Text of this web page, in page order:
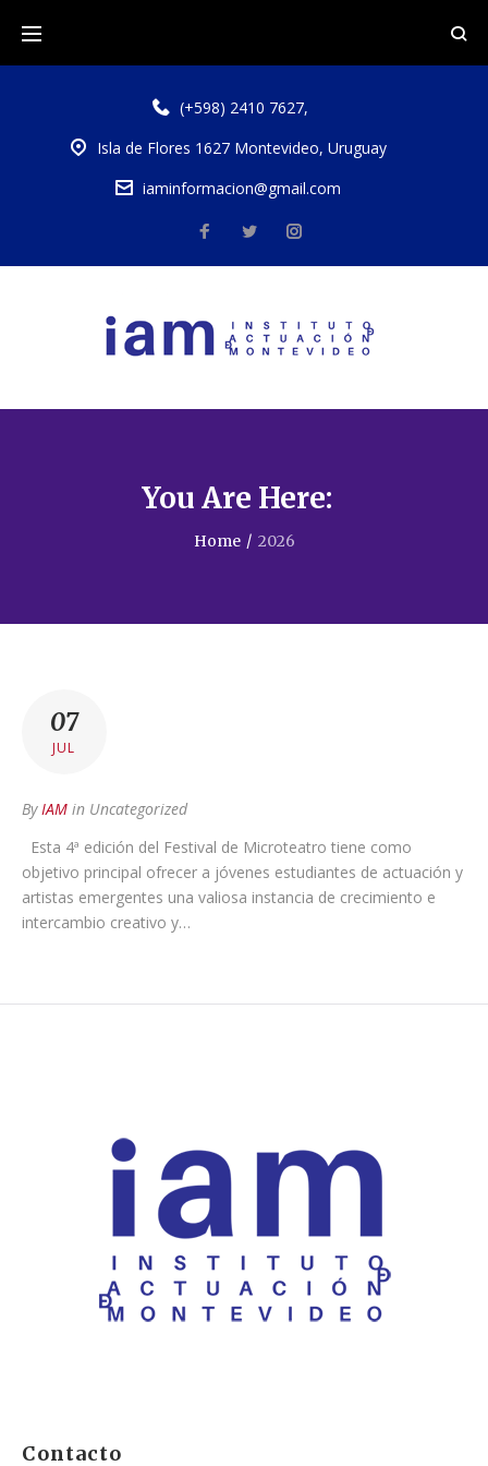
(+598) 2410 7627,
Isla de Flores 1627 Montevideo, Uruguay
iaminformacion@gmail.com
You Are Here:
Home / 2026
07
JUL
ByIAM in Uncategorized
Esta 4ª edición del Festival de Microteatro tiene como
objetivo principal ofrecer a jóvenes estudiantes de actuación y
artistas emergentes una valiosa instancia de crecimiento e
intercambio creativo y…
Contacto